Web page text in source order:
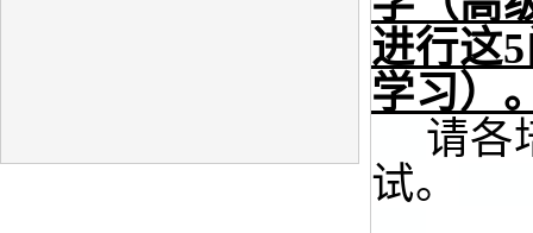
进行这5
学习）
请各
试。